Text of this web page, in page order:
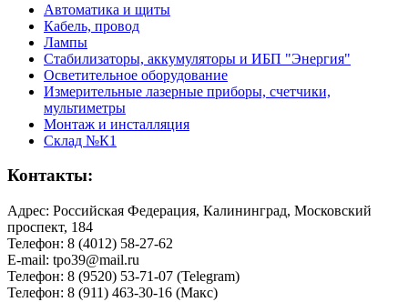
Автоматика и щиты
Кабель, провод
Лампы
Стабилизаторы, аккумуляторы и ИБП "Энергия"
Осветительное оборудование
Измерительные лазерные приборы, счетчики,
мультиметры
Монтаж и инсталляция
Склад №К1
Контакты:
Адрес: Российская Федерация, Калининград, Московский
проспект, 184
Телефон: 8 (4012) 58-27-62
E-mail: tpo39@mail.ru
Телефон: 8 (9520) 53-71-07 (Telegram)
Телефон: 8 (911) 463-30-16 (Макс)